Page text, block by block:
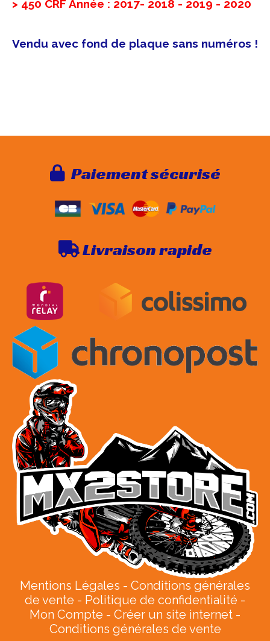
> 450 CRF Année : 2017- 2018 - 2019 - 2020
Vendu avec fond de plaque sans numéros !
Paiement sécurisé
Livraison rapide
Mentions Légales
Conditions générales
de vente
Politique de confidentialité
Mon Compte
Créer un site internet
Conditions générales de vente